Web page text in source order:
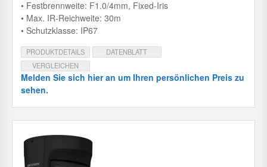
• Festbrennweite: F1.0/4mm, Fixed-Iris
• Max. IR-Reichweite: 30m
• Schutzklasse: IP67
PRODUKTDETAILS
DATENBLATT
VERGLEICHEN
Melden Sie sich hier an um Ihren persönlichen Preis zu
sehen.